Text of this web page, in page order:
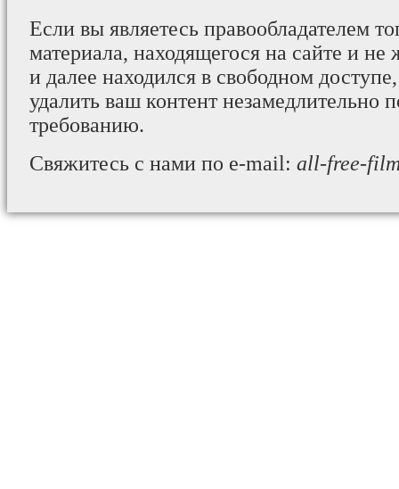
Если вы являетесь правообладателем
материала, находящегося на сайте и не
и далее находился в свободном
удалить ваш контент незамедлительно
требованию.
Свяжитесь с нами по e-mail: all-free-